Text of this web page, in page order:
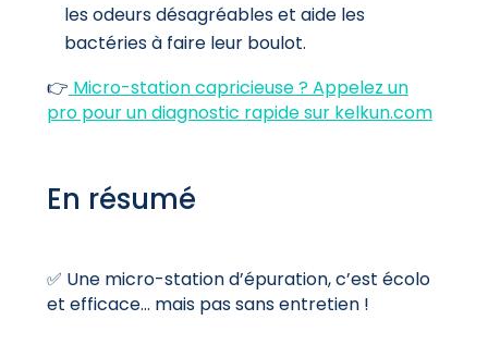
les odeurs désagréables et aide les
bactéries à faire leur boulot.
👉 Micro-station capricieuse ? Appelez un
pro pour un diagnostic rapide sur kelkun.com
En résumé
✅ Une micro-station d’épuration, c’est écolo
et efficace… mais pas sans entretien !